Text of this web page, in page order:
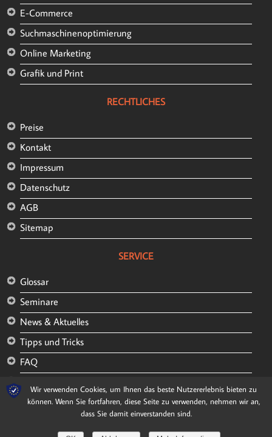
E-Commerce
Suchmaschinenoptimierung
Online Marketing
Grafik und Print
RECHTLICHES
Preise
Kontakt
Impressum
Datenschutz
AGB
Sitemap
SERVICE
Glossar
Seminare
News & Aktuelles
Tipps und Tricks
FAQ
Wir verwenden Cookies, um Ihnen das beste Nutzererlebnis bieten zu
können. Wenn Sie fortfahren, diese Seite zu verwenden, nehmen wir an,
dass Sie damit einverstanden sind.